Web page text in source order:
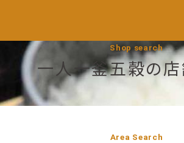
Shop search
一人一釜五穀の
Area Search